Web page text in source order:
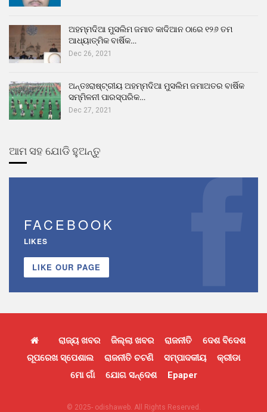
ଅହମ୍ମଦିଆ ମୁସଲିମ ଜମାତ କାଦିଆନ ଠାରେ ୧୨୬ ତମ
ଆଧ୍ୟାତ୍ମିକ ବାର୍ଷିକ…
Dec 26, 2021
ଅନ୍ତଃରାଷ୍ଟ୍ରୀୟ ଅହମ୍ମଦିଆ ମୁସଲିମ ଜମାଅତର ବାର୍ଷିକ
ସମ୍ମିଳନୀ ପାରସ୍ପରିକ…
Dec 27, 2021
ଆମ ସହ ଯୋଡି ହୁଅନ୍ତୁ
FACEBOOK
LIKES
LIKE OUR PAGE
ରାଜ୍ୟ ଖବର ଜିଲ୍ଲା ଖବର ରାଜନୀତି
ଦେଶ ବିଦେଶ
ରୂପରେଖ ସ୍ପେଶାଲ
ରାଜନୀତି ଚଟଣି ସମ୍ପାଦକୀୟ
କ୍ରୀଡା
ମୋ ଗାଁ
ଯୋଗ ସନ୍ଦେଶ Epaper
© 2025- odishaweb. All Rights Reserved.